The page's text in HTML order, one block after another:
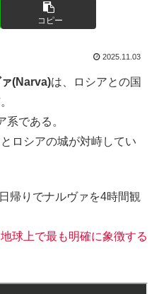
コピー
2025.11.03
(Narva)は、ロシアとの国
である。
ロシアの城が対峙してい
帰りでナルヴァを4時間観
球上で最も明確に象徴する